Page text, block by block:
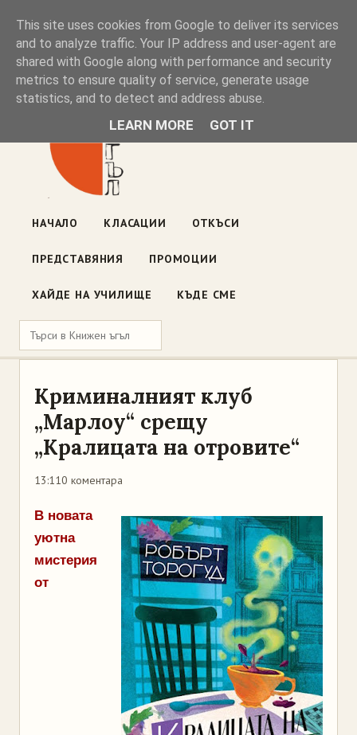
Книжен ъгъл
Блог на книжарницата — класации, откъси, нови книги
ул. „Оборище" 117, София· пон–пет 10:00–19:00 ·
НАЧАЛО КЛАСАЦИИ ОТКЪСИ
ПРЕДСТАВЯНИЯ ПРОМОЦИИ
ХАЙДЕ НА УЧИЛИЩЕ КЪДЕ СМЕ
Криминалният клуб
„Марлоу“ срещу
„Кралицата на отровите“
13:110 коментара
В новата
уютна
мистерия
от
This site uses cookies from Google to deliver its services
and to analyze traffic. Your IP address and user-agent are
shared with Google along with performance and security
metrics to ensure quality of service, generate usage
statistics, and to detect and address abuse.
LEARN MORE GOT IT